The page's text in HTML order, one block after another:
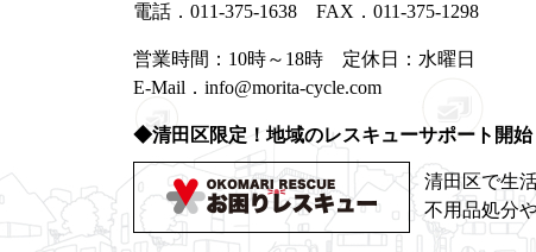
電話．011-375-1638 FAX．011-375-1298
営業時間：10時～18時 定休日：水曜日
E-Mail．info@morita-cycle.com
◆清田区限定！地域のレスキューサポート開始
清田区で生
不用品処分